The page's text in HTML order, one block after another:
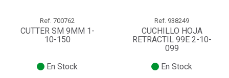
Ref. 700762
CUTTER SM 9MM 1-
10-150
En Stock
Ref. 938249
CUCHILLO HOJA
RETRACTIL 99E 2-10-
099
En Stock